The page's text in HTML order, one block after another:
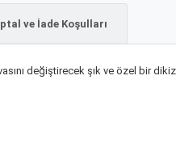
ve İade Koşulları
değiştirecek şık ve özel